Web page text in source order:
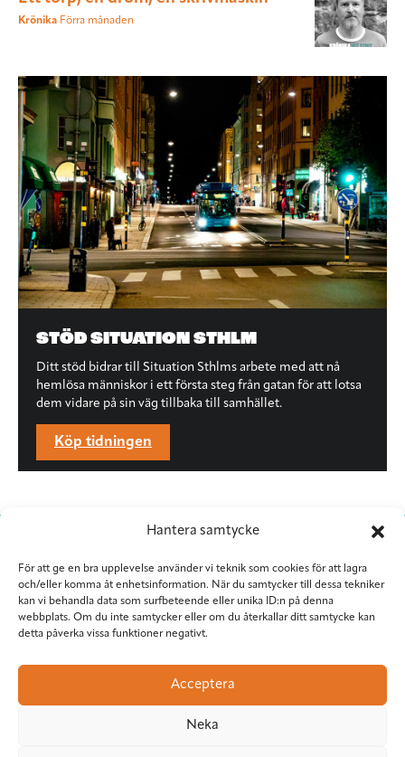
Hantera samtycke
För att ge en bra upplevelse använder vi teknik som cookies för att lagra
och/eller komma åt enhetsinformation. När du samtycker till dessa tekniker
kan vi behandla data som surfbeteende eller unika ID:n på denna
webbplats. Om du inte samtycker eller om du återkallar ditt samtycke kan
detta påverka vissa funktioner negativt.
Acceptera
Neka
Krönika Förra månaden
STÖD SITUATION STHLM
Ditt stöd bidrar till Situation Sthlms arbete med att nå
hemlösa människor i ett första steg från gatan för att lotsa
dem vidare på sin väg tillbaka till samhället.
Köp tidningen
Situation Sthlm
Torkel Knutssongatan 37
118 49 Stockholm
red@situationsthlm.se